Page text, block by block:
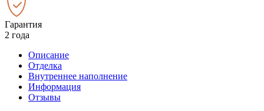
Гарантия
2 года
Описание
Отделка
Внутреннее наполнение
Информация
Отзывы